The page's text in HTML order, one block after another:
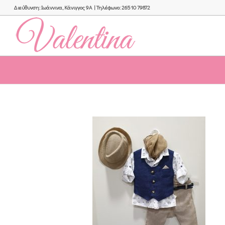
Διεύθυνση: Ιωάννινα, Κάνιγγος 9Α | Τηλέφωνο: 26510 79872